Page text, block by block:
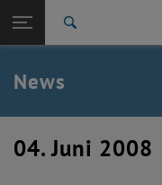
TU Login
Quicklinks
Quicklinks-Menü umschalten
Studium
Zurück: Subseiten von
Zurück zur letzten
Aktuelles
News
04. Juni 2008